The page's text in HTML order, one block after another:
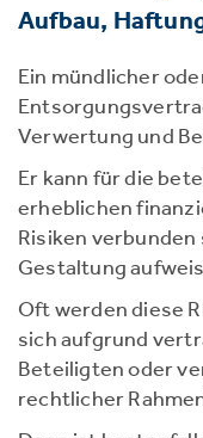
Aufbau,
Ein mündlicher
Verwertung und
Er kann für die
erheblichen
Risiken verbunden
Gestaltung
Oft werden diese
sich aufgrund
Beteiligten oder
rechtlicher